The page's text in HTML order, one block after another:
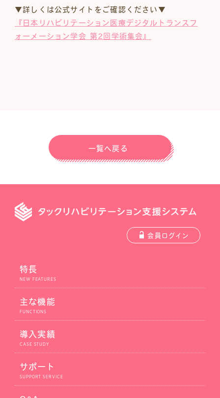
▼詳しくは公式サイトをご確認ください▼
『日本リハビリテーション医療デジタルトランスフ
ォーメーション学会 第2回学術集会』
一覧へ戻る
会員ログイン
特長
主な機能
導入実績
サポート